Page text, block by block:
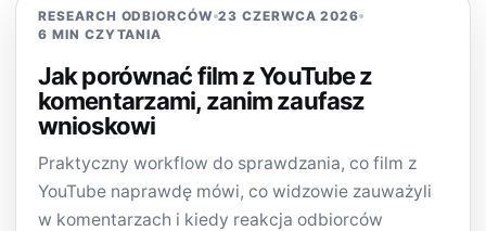
RESEARCH ODBIORCÓW 23 CZERWCA 2026
6 MIN CZYTANIA
Jak porównać film z YouTube z
komentarzami, zanim zaufasz
wnioskowi
Praktyczny workflow do sprawdzania, co film z
YouTube naprawdę mówi, co widzowie zauważyli
w komentarzach i kiedy reakcja odbiorców